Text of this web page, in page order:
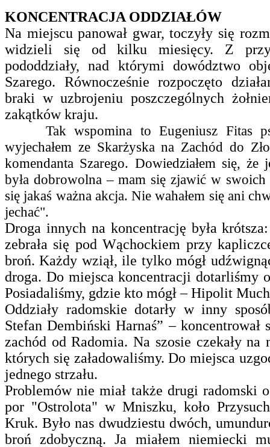
KONCENTRACJA ODDZIAŁÓW
Na miejscu panował gwar, toczyły się
widzieli się od kilku miesięcy. Z
pododdziały, nad którymi dowództwo
Szarego. Równocześnie rozpoczęto
braki w uzbrojeniu poszczególnych
zakątków kraju.
Tak wspomina to Eugeniusz Fitas
wyjechałem ze Skarżyska na Zachód do
komendanta Szarego. Dowiedziałem się,
była dobrowolna – mam się zjawić w
się jakaś ważna akcja. Nie wahałem się ani
jechać".
Droga innych na koncentrację była
zebrała się pod Wąchockiem przy
broń. Każdy wziął, ile tylko mógł
droga. Do miejsca koncentracji dotarliśmy
Posiadaliśmy, gdzie kto mógł – Hipolit
Oddziały radomskie dotarły w inny
Stefan Dembiński Harnaś” – koncentrował
zachód od Radomia. Na szosie czekały
których się załadowaliśmy. Do miejsca
jednego strzału.
Problemów nie miał także drugi radomski
por "Ostrolota" w Mniszku, koło
Kruk. Było nas dwudziestu dwóch,
broń zdobyczną. Ja miałem niemiecki